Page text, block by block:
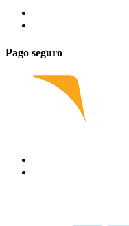
Pago seguro